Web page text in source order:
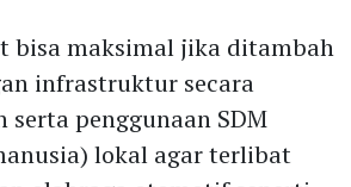
bisa maksimal jika ditambah
infrastruktur secara
serta penggunaan SDM
lokal agar terlibat